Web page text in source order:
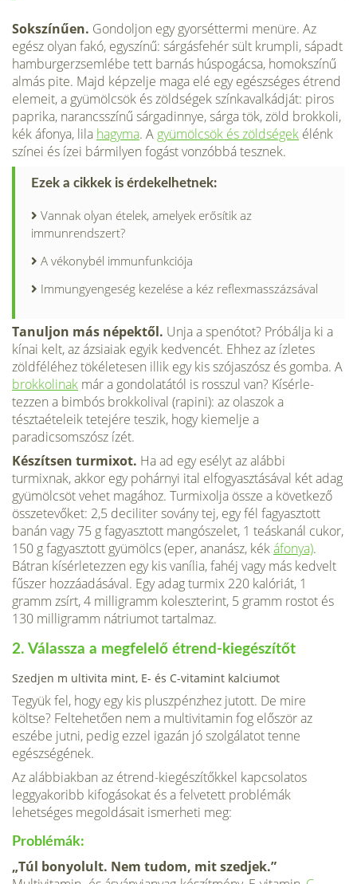
Sokszínűen. Gondoljon egy gyorséttermi menüre. Az
egész olyan fakó, egyszínű: sárgásfehér sült krumpli, sápadt
hamburgerzsemlébe tett barnás húspo­gácsa, homokszínű
almás pite. Majd képzelje maga elé egy egészséges étrend
ele­meit, a gyümölcsök és zöldségek színkavalkádját: piros
paprika, narancsszínű sár­gadinnye, sárga tök, zöld brokkoli,
kék áfonya, lila hagyma. A gyümölcsök és zöldségek élénk
színei és ízei bármilyen fogást vonzóbbá tesznek.
Ezek a cikkek is érdekelhetnek:
Vannak olyan ételek, amelyek erősítik az
immunrendszert?
A vékonybél immunfunkciója
Immungyengeség kezelése a kéz reflexmasszázsával
Tanuljon más népektől. Unja a spenótot? Próbálja ki a
kínai kelt, az ázsiaiak egyik kedvencét. Ehhez az ízletes
zöldféléhez tökéletesen illik egy kis szójaszósz és gomba. A
brokkolinak már a gondolatától is rosszul van? Kísérle­
tezzen a bimbós brokkolival (rapini): az olaszok a
tésztaételeik tetejére teszik, hogy kiemelje a
paradicsomszósz ízét.
Készítsen turmixot. Ha ad egy esélyt az alábbi
turmixnak, akkor egy pohárnyi ital elfogyasztásával két adag
gyümölcsöt vehet magához. Turmixolja össze a következő
összetevőket: 2,5 deciliter sovány tej, egy fél fagyasztott
banán vagy 75 g fagyasztott mangószelet, 1 teáskanál cukor,
150 g fagyasztott gyümölcs (eper, ananász, kékáfonya).
Bátran kísérletezzen egy kis vanília, fahéj vagy más kedvelt
fűszer hozzáadásával. Egy adag turmix 220 kalóriát, 1
gramm zsírt, 4 mil­ligramm koleszterint, 5 gramm rostot és
130 milligramm nátriumot tartalmaz.
2. Válassza a megfelelő étrend-kiegészítőt
Szedjen m ultivita mint, E- és C-vitamint kalciumot
Tegyük fel, hogy egy kis pluszpénzhez jutott. De mire
költse? Feltehetően nem a multivitamin fog először az
eszébe jutni, pedig ezzel igazán jó szolgálatot tenne
egészségének.
Az alábbiakban az étrend-kiegészítőkkel kapcsolatos
leggyakoribb kifogásokat és a felvetett problémák
lehetséges megoldásait ismerheti meg:
Problémák:
„Túl bonyolult. Nem tudom, mit szedjek.”